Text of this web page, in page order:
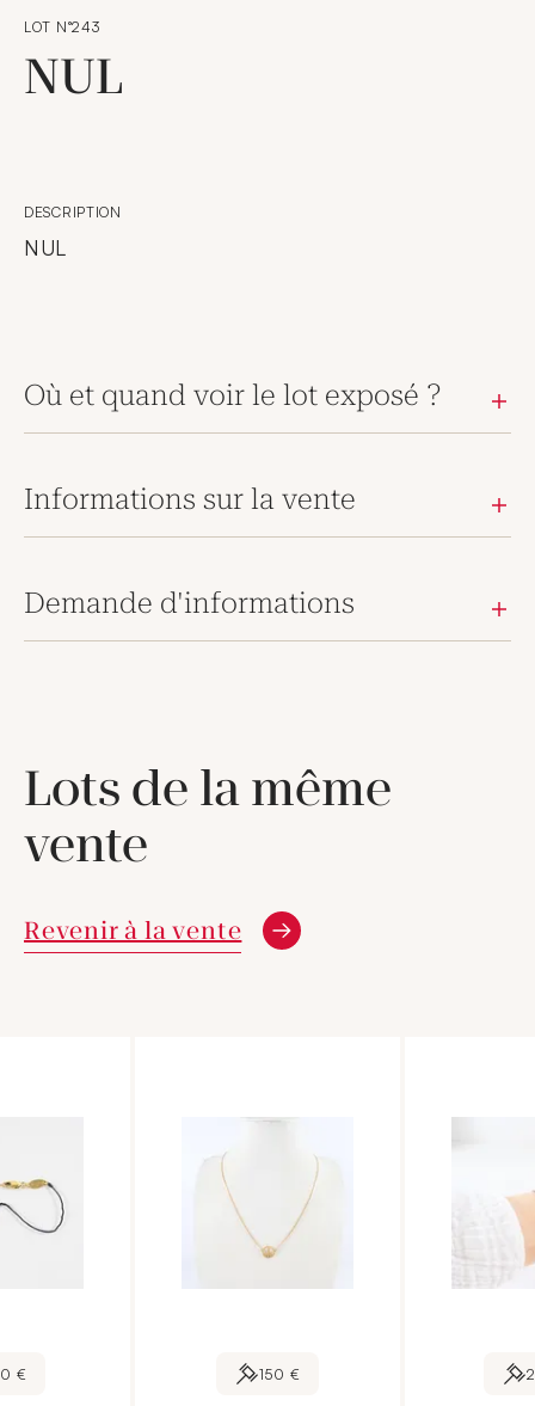
LOT N°243
NUL
DESCRIPTION
NUL
Où et quand voir le lot exposé ?
Informations sur la vente
Demande d'informations
Lots de la même
vente
Revenir à la vente
€ 150 €